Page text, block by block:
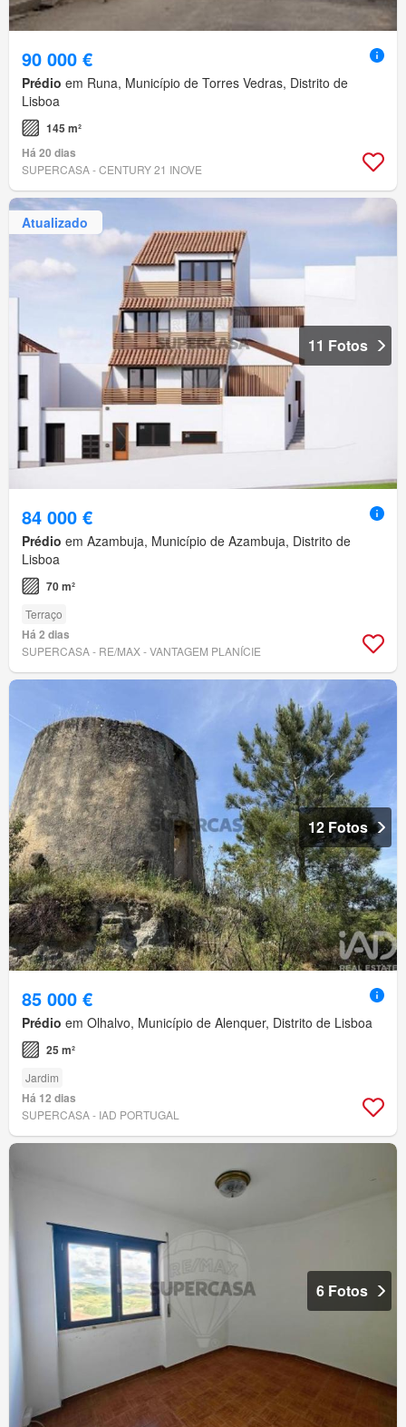
90 000 €
Prédio em Runa, Município de Torres Vedras, Distrito de
Lisboa
145 m²
Há 20 dias
SUPERCASA - CENTURY 21 INOVE
Atualizado
11 Fotos
84 000 €
Prédio em Azambuja, Município de Azambuja, Distrito de
Lisboa
70 m²
Terraço
Há 2 dias
SUPERCASA - RE/MAX - VANTAGEM PLANÍCIE
12 Fotos
85 000 €
Prédio em Olhalvo, Município de Alenquer, Distrito de Lisboa
25 m²
Jardim
Há 12 dias
SUPERCASA - IAD PORTUGAL
6 Fotos